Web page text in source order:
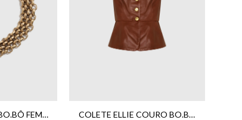
CHOKER LEONA BO.BÔ FEMININA COLETE ELLIE COURO BO.BÔ FEMININO